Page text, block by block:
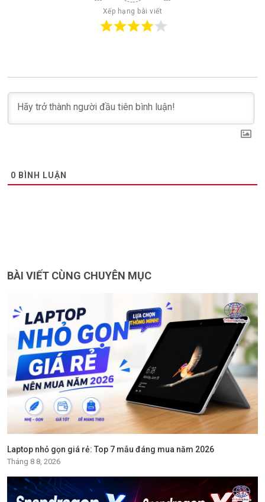
Xếp hạng bài viết
0 BÌNH LUẬN
BÀI VIẾT CÙNG CHUYÊN MỤC
Laptop nhỏ gọn giá rẻ: Top 7 mẫu đáng mua năm 2026
Tháng 8 8, 2026